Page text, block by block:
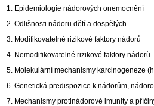
1. Epidemiologie nádorových onemocnění
2. Odlišnosti nádorů dětí a dospělých
3. Modifikovatelné rizikové faktory nádorů
4. Nemodifikovatelné rizikové faktory nádorů
5. Molekulární mechanismy karcinogeneze
6. Genetická predispozice k nádorům,
7. Mechanismy protinádorové imunity a